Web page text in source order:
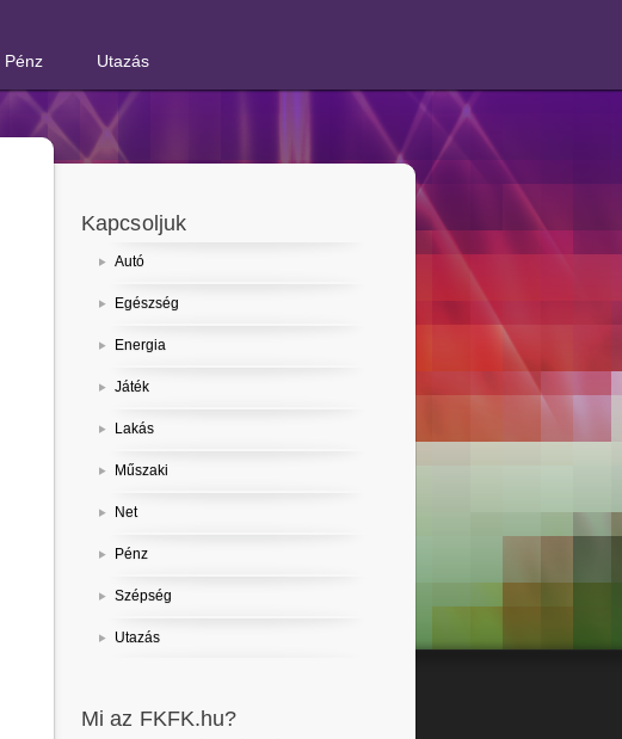
Pénz Utazás
Kapcsoljuk
Autó
Egészség
Energia
Játék
Lakás
Műszaki
Net
Pénz
Szépség
Utazás
Mi az FKFK.hu?